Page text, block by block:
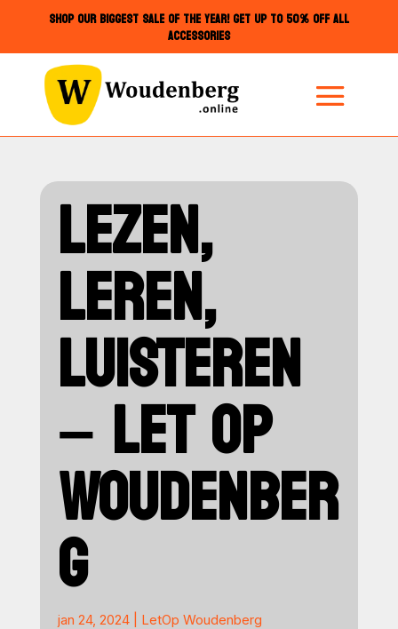
SHOP OUR BIGGEST SALE OF THE YEAR! GET UP TO 50% OFF ALL
ACCESSORIES
LEZEN,
LEREN,
LUISTEREN
– LET OP
WOUDENBER
G
jan 24, 2024| LetOp Woudenberg